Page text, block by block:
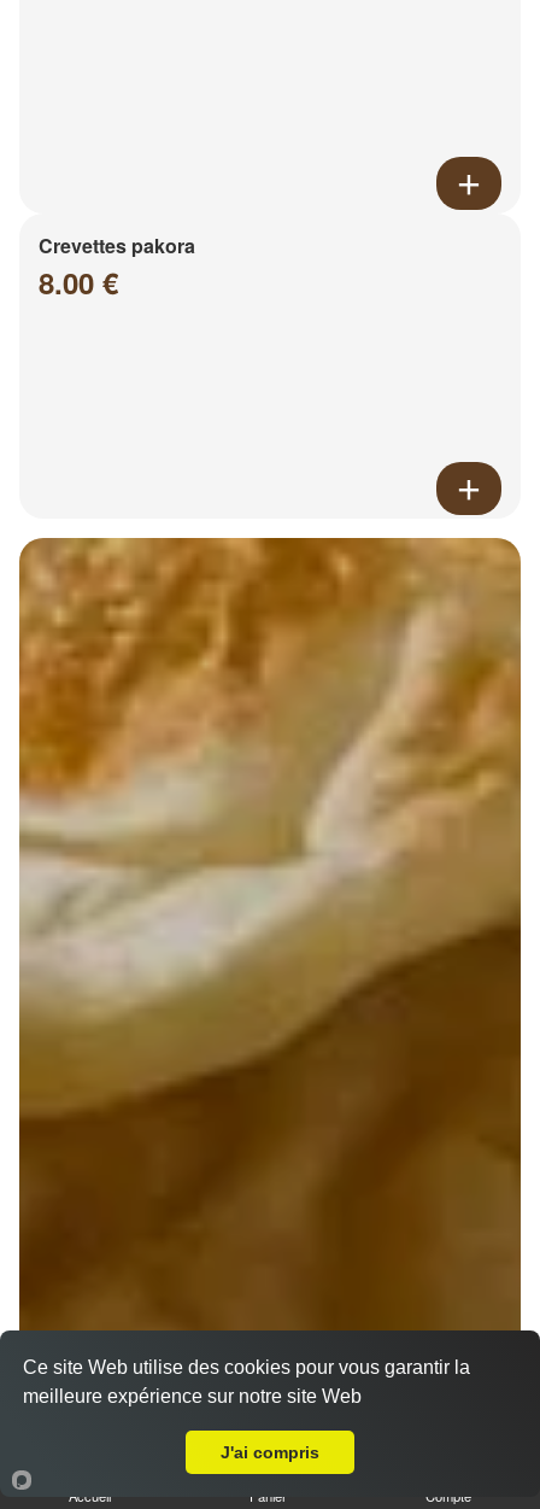
Crevettes pakora
8.00 €
Accueil Panier Compte
Ce site Web utilise des cookies pour vous garantir la
meilleure expérience sur notre site Web
J'ai compris